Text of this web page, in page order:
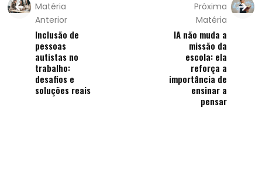
Matéria
Anterior
Inclusão de
pessoas
autistas no
trabalho:
desafios e
soluções reais
Próxima
Matéria
IA não muda a
missão da
escola: ela
reforça a
importância de
ensinar a
pensar